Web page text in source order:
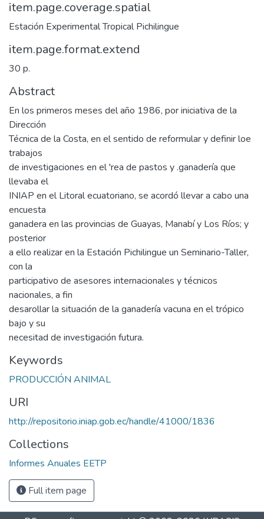
item.page.coverage.spatial
Estación Experimental Tropical Pichilingue
item.page.format.extend
30 p.
Abstract
En los primeros meses del año 1986, por iniciativa de la
Dirección
Técnica de la Costa, en el sentido de reformular y definir loe
trabajos
de investigaciones en el 'rea de pastos y .ganadería que
llevaba el
INIAP en el Litoral ecuatoriano, se acordó llevar a cabo una
encuesta
ganadera en las provincias de Guayas, Manabí y Los Ríos; y
posterior
a ello realizar en la Estación Pichilingue un Seminario-Taller,
con la
participativo de asesores internacionales y técnicos
nacionales, a fin
desarollar la situación de la ganadería vacuna en el trópico
bajo y su
necesitad de investigación futura.
Keywords
PRODUCCIÓN ANIMAL
URI
http://repositorio.iniap.gob.ec/handle/41000/1836
Collections
Informes Anuales EETP
Full item page